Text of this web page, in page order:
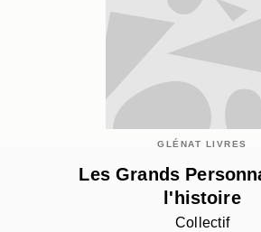
GLÉNAT LIVRES
Les Grands
l'histoire
Collectif